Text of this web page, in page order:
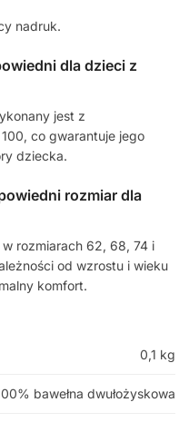
nadruk.
dla dzieci z
jest z
co gwarantuje jego
dziecka.
rozmiar dla
rozmiarach 62, 68, 74 i
od wzrostu i wieku
komfort.
0,1 kg
bawełna dwułożyskowa